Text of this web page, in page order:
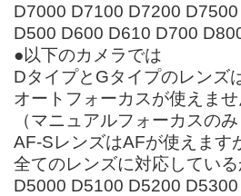
D7000 D7100 D7200 D7500
D500 D600 D610 D700
●以下のカメラでは
DタイプとGタイプのレンズ
オートフォーカスが使えませ
（マニュアルフォーカスのみ
AF-SレンズはAFが使えます
全てのレンズに対応している
D5000 D5100 D5200